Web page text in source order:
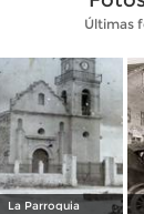
Últimas
La Parroquia